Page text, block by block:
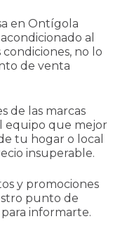
en Ontígola
al
no lo
de venta
de las marcas
equipo que mejor
tu hogar o local
insuperable.
y promociones
punto de
informarte.